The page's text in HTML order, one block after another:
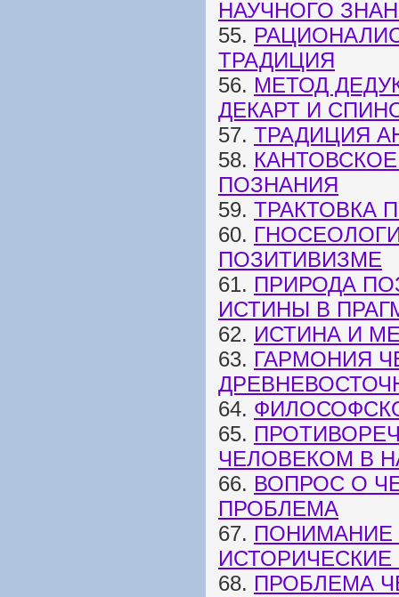
НАУЧНОГО
55.
ТРАДИЦИЯ
56. МЕТОД
ДЕКАРТ И
57. ТРАДИЦИЯ
58.
ПОЗНАНИЯ
59. ТРАКТОВКА
60.
ПОЗИТИВИЗМЕ
61. ПРИРОДА
ИСТИНЫ В
62. ИСТИНА И
63. ГАРМОНИЯ
64.
65.
ЧЕЛОВЕКОМ В
66. ВОПРОС О
ПРОБЛЕМА
67. ПОНИМАНИЕ
68. ПРОБЛЕМА